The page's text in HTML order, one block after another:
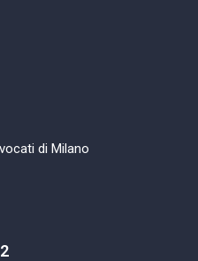
di Milano